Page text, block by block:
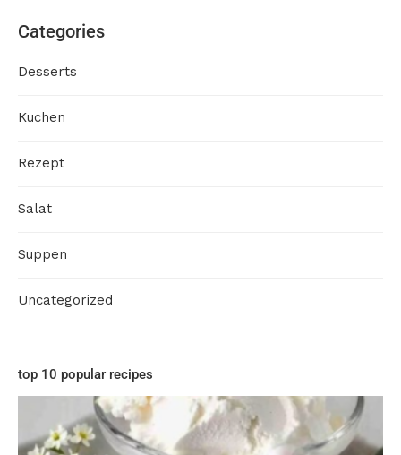
Categories
Desserts
Kuchen
Rezept
Salat
Suppen
Uncategorized
top 10 popular recipes